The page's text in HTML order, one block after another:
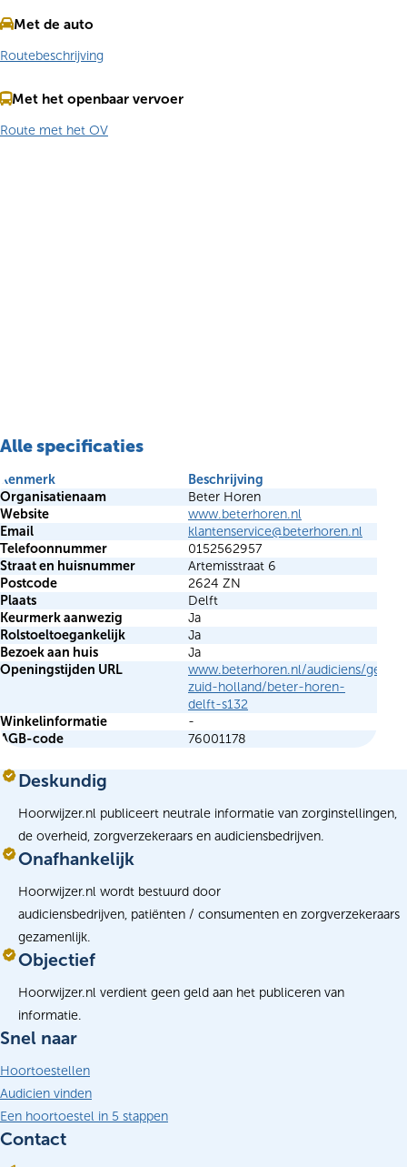
Met de auto
Routebeschrijving
Met het openbaar vervoer
Route met het OV
Alle specificaties
Kenmerk
Beschrijving
Organisatienaam
Beter Horen
Website
www.beterhoren.nl
Email
klantenservice@beterhoren.nl
Telefoonnummer
0152562957
Straat en huisnummer
Artemisstraat 6
Postcode
2624 ZN
Plaats
Delft
Keurmerk aanwezig
Ja
Rolstoeltoegankelijk
Ja
Bezoek aan huis
Ja
Openingstijden URL
www.beterhoren.nl/audiciens/
zuid-holland/beter-horen-
delft-s132
Winkelinformatie
-
AGB-code
76001178
Deskundig
Hoorwijzer.nl publiceert neutrale informatie van zorginstellingen,
de overheid, zorgverzekeraars en audiciensbedrijven.
Onafhankelijk
Hoorwijzer.nl wordt bestuurd door
audiciensbedrijven, patiënten / consumenten en zorgverzekeraars
gezamenlijk.
Objectief
Hoorwijzer.nl verdient geen geld aan het publiceren van
informatie.
Snel naar
Hoortoestellen
Audicien vinden
Een hoortoestel in 5 stappen
Contact